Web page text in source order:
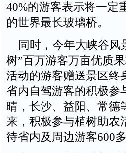
40%的游客表示将一定
的世界最长玻璃桥。
同时，今年大峡谷风
树”百万游客万亩优质
活动的游客赠送景区终
省内自驾游客的积极参
晴，长沙、益阳、常德
来，积极参与植树助农
待省内及周边游客600多